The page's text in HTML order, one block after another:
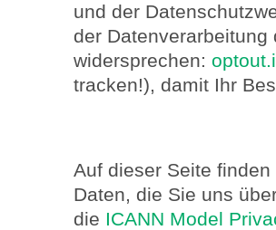
und der
der
widersprechen:
tracken!), damit Ihr
Auf dieser Seite
Daten, die Sie uns
die ICANN Model